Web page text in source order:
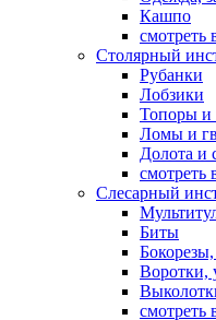
Кашпо
смотреть
Столярный
Рубанки
Лобзики
Топоры и
Ломы и
Долота и
смотреть
Слесарный
Биты
Воротки,
смотреть